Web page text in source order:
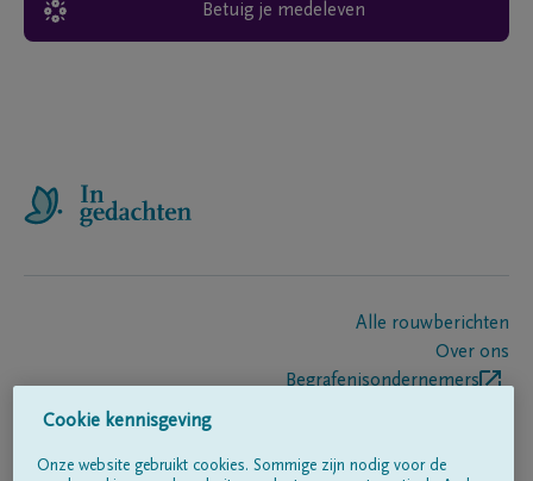
Betuig je medeleven
Alle rouwberichten
Over ons
Begrafenisondernemers
Cookie kennisgeving
Onze website gebruikt cookies. Sommige zijn nodig voor de